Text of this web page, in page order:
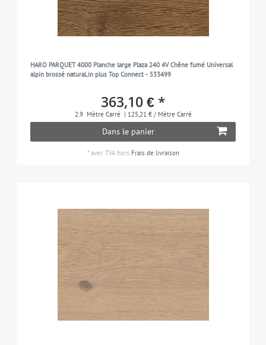
HARO PARQUET 4000 Planche large Plaza 240 4V Chêne fumé Universal
alpin brossé naturaLin plus Top Connect - 533499
363,10 € *
2.9 Mètre Carré | 125,21 € / Mètre Carré
Dans le panier
*avec TVAhors Frais de livraison